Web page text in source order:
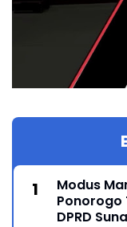
Modus
Ponorogo
DPRD